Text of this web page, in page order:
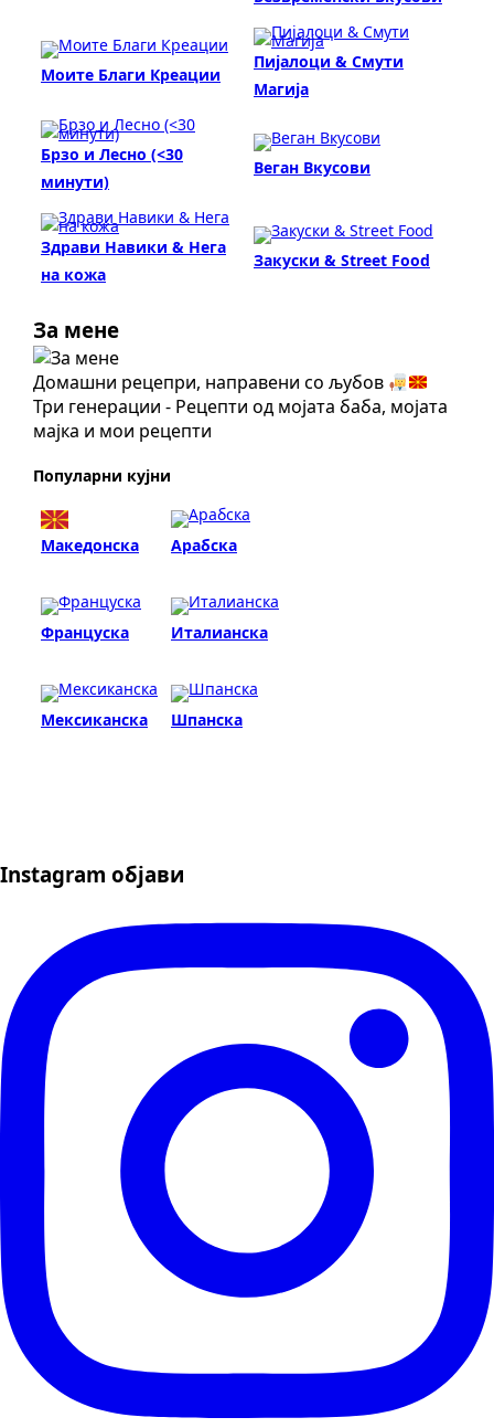
Моите Благи Креации
Пијалоци & Смути
Магија
Брзо и Лесно (<30
минути)
Веган Вкусови
Здрави Навики & Нега
на кожа
Закуски & Street Food
За мене
Домашни рецепри, направени со љубов
Три генерации - Рецепти од мојата баба, мојата
мајка и мои рецепти
Популарни кујни
Македонска Арабска
Француска Италианска
Мексиканска Шпанска
Instagram објави